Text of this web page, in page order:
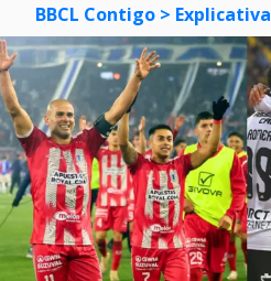
BBCL Contigo > Explicativa